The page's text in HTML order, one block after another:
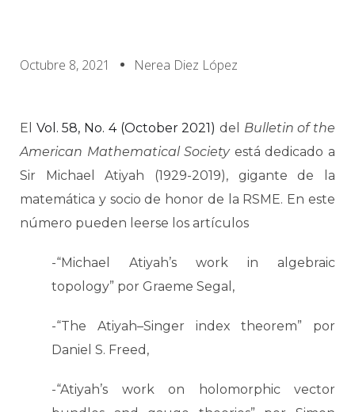
Octubre 8, 2021 Nerea Diez López
El Vol. 58, No. 4 (October 2021) del Bulletin of the
American Mathematical Societyestá dedicado a
Sir Michael Atiyah (1929-2019), gigante de la
matemática y socio de honor de la RSME. En este
número pueden leerse los artículos
-“Michael Atiyah’s work in algebraic
topology” por Graeme Segal,
-“The Atiyah–Singer index theorem” por
Daniel S. Freed,
-“Atiyah’s work on holomorphic vector